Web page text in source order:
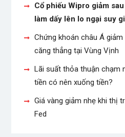
Cổ phiếu Wipro giảm
làm dấy lên lo ngại suy
Chứng khoán châu Á
căng thẳng tại Vùng Vịnh
Lãi suất thỏa thuận chạm
tiền có nên xuống tiền?
Giá vàng giảm nhẹ khi thị
Fed